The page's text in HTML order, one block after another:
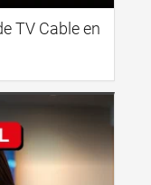
TV Cable en